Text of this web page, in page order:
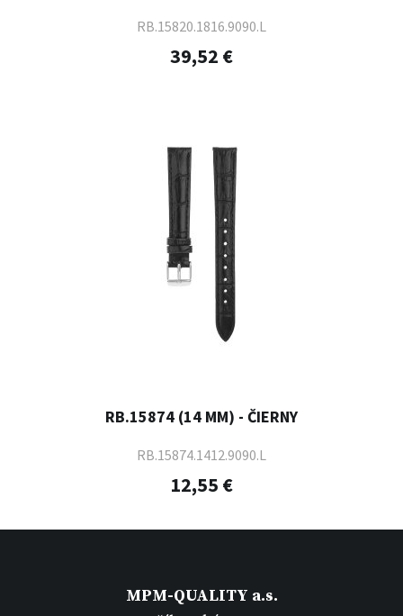
RB.15820.1816.9090.L
39,52 €
RB.15874 (14 MM) - ČIERNY
RB.15874.1412.9090.L
12,55 €
MPM-QUALITY a.s.